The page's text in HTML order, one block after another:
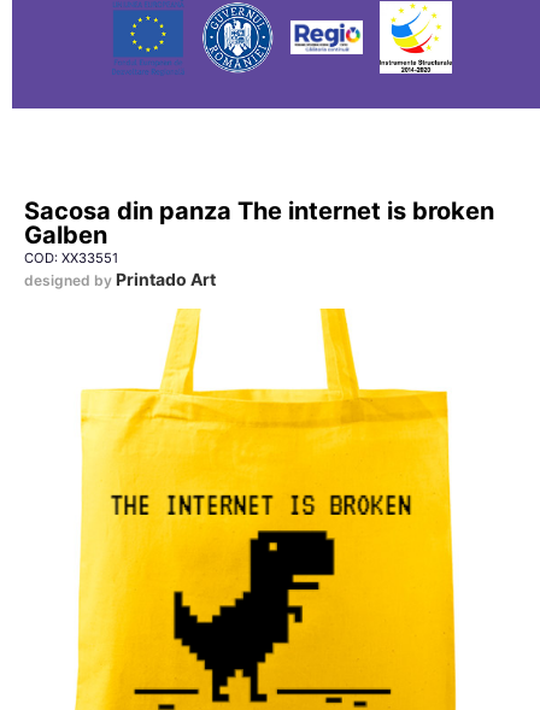
Sacosa din panza The internet is broken
Galben
COD: XX33551
designed by Printado Art